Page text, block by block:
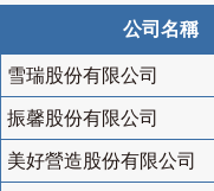
公司名稱
雪瑞股份有限公司
振馨股份有限公司
美好營造股份有限公司